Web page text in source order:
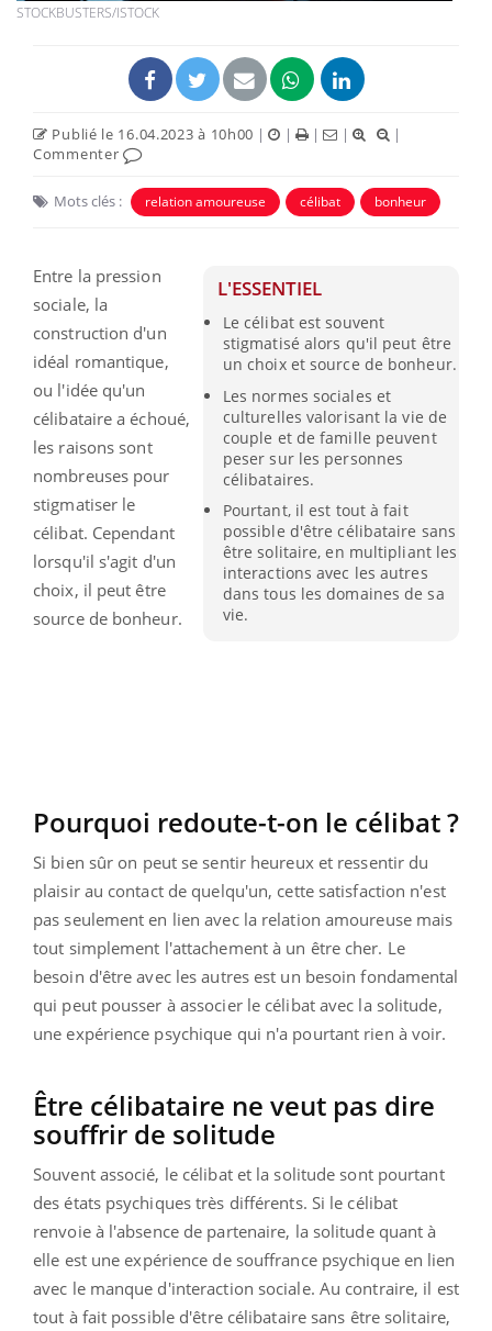
STOCKBUSTERS/ISTOCK
Publié le 16.04.2023 à 10h00 | | | |
|
Commenter
Mots clés : relation amoureuse célibat bonheur
L'ESSENTIEL
Le célibat est souvent
stigmatisé alors qu'il peut être
un choix et source de bonheur.
Les normes sociales et
culturelles valorisant la vie de
couple et de famille peuvent
peser sur les personnes
célibataires.
Pourtant, il est tout à fait
possible d'être célibataire sans
être solitaire, en multipliant les
interactions avec les autres
dans tous les domaines de sa
vie.
Entre la pression
sociale, la
construction d'un
idéal romantique,
ou l'idée qu'un
célibataire a échoué,
les raisons sont
nombreuses pour
stigmatiser le
célibat. Cependant
lorsqu'il s'agit d'un
choix, il peut être
source de bonheur.
Pourquoi redoute-t-on le célibat ?
Si bien sûr on peut se sentir heureux et ressentir du
plaisir au contact de quelqu'un, cette satisfaction n'est
pas seulement en lien avec la relation amoureuse mais
tout simplement l'attachement à un être cher. Le
besoin d'être avec les autres est un besoin fondamental
qui peut pousser à associer le célibat avec la solitude,
une expérience psychique qui n'a pourtant rien à voir.
Être célibataire ne veut pas dire
souffrir de solitude
Souvent associé, le célibat et la solitude sont pourtant
des états psychiques très différents. Si le célibat
renvoie à l'absence de partenaire, la solitude quant à
elle est une expérience de souffrance psychique en lien
avec le manque d'interaction sociale. Au contraire, il est
tout à fait possible d'être célibataire sans être solitaire,